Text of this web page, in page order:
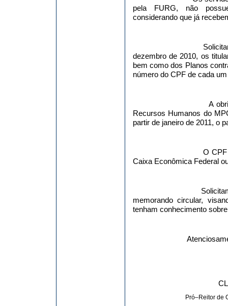
pela FURG, não
considerando que já
dezembro de 2010, os
bem como dos Planos
número do CPF de cada
A
Recursos Humanos do
partir de janeiro de 2011, o
O
Caixa Econômica Federal
memorando circular,
tenham conhecimento
Pró–Reitor de